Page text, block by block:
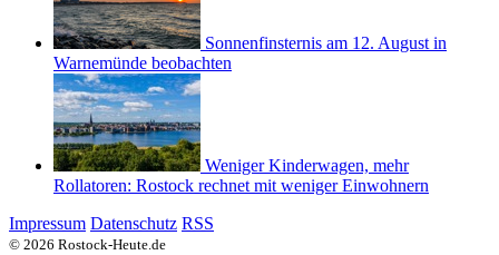
Sonnenfinsternis am 12. August in
Warnemünde beobachten
Weniger Kinderwagen, mehr
Rollatoren: Rostock rechnet mit weniger Einwohnern
Impressum Datenschutz RSS
© 2026 Rostock-Heute.de